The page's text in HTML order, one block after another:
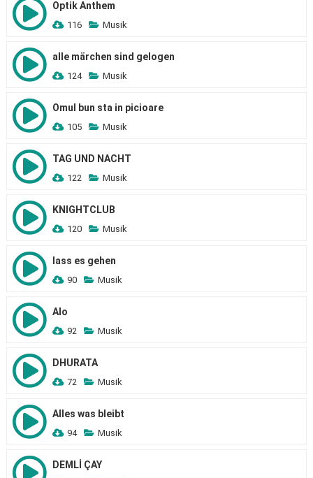
Optik Anthem
116 Musik
alle märchen sind gelogen
124 Musik
Omul bun sta in picioare
105 Musik
TAG UND NACHT
122 Musik
KNIGHTCLUB
120 Musik
lass es gehen
90 Musik
Alo
92 Musik
DHURATA
72 Musik
Alles was bleibt
94 Musik
DEMLİ ÇAY